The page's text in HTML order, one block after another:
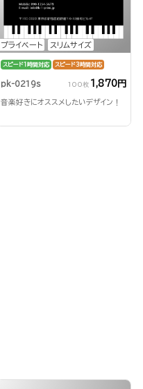
プライベート スリムサイズ
スピード1時間対応 スピード3時間対応
pk-0219s 100枚 1,870円
音楽好きにオススメしたいデザイン！